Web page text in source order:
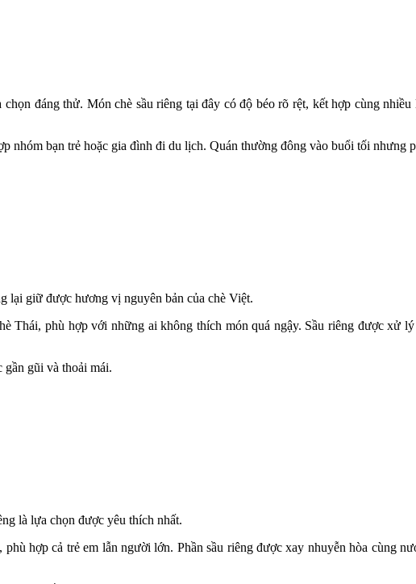
đáng thử. Món chè sầu riêng tại đây có độ béo rõ rệt, kết hợp cùng
nhóm bạn trẻ hoặc gia đình đi du lịch. Quán thường đông vào buổi tối nhưng
lại giữ được hương vị nguyên bản của chè Việt.
Thái, phù hợp với những ai không thích món quá ngậy. Sầu riêng được xử
gũi và thoải mái.
là lựa chọn được yêu thích nhất.
hợp cả trẻ em lẫn người lớn. Phần sầu riêng được xay nhuyễn hòa cùng